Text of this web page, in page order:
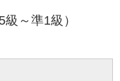
～準1級）